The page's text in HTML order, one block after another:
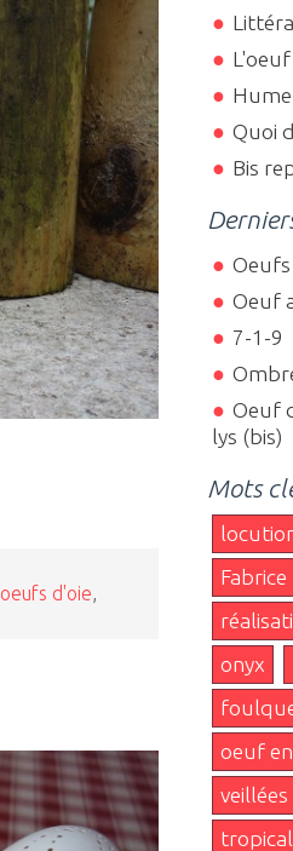
oeufs d'oie,
Quoi
Bis
Oeuf
7-1-9
Oeuf
lys (bis)
Mots
onyx
oeuf
tropical